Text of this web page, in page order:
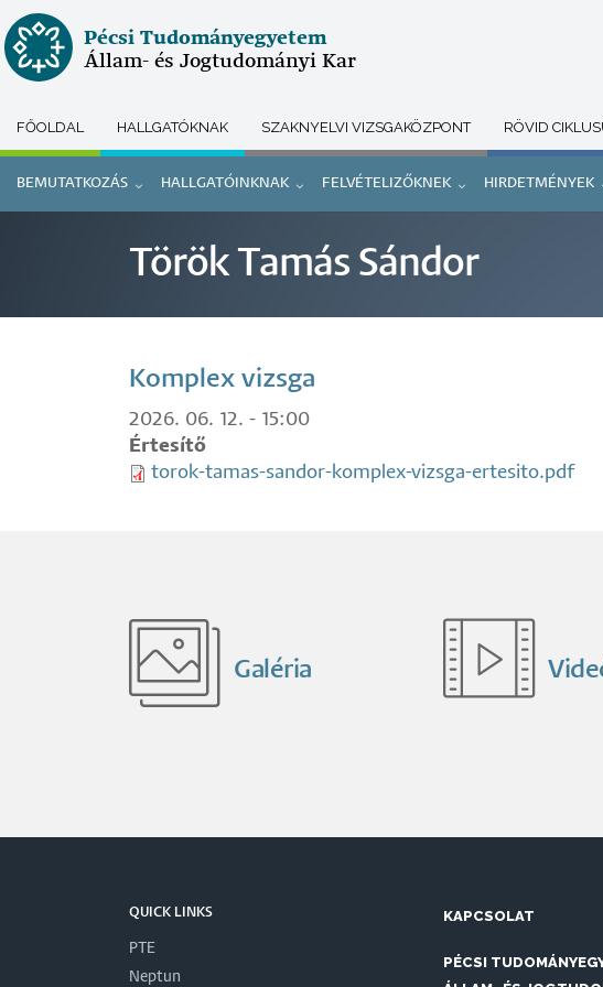
Ugrás
a
tartalomra
Pécsi Tudományegyetem
Állam- és Jogtudományi Kar
Submenu
selector
FŐOLDAL HALLGATÓKNAK SZAKNYELVI VIZSGAKÖZPONT RÖVID
Doktori
BEMUTATKOZÁS HALLGATÓINKNAK FELVÉTELIZŐKNEK HIRDETMÉNYEK
Török Tamás Sándor
Komplex vizsga
2026. 06. 12. - 15:00
Értesítő
torok-tamas-sandor-komplex-vizsga-ertesito.pdf
Galéria
QUICK LINKS
PTE
Neptun
KAPCSOLAT
PÉCSI